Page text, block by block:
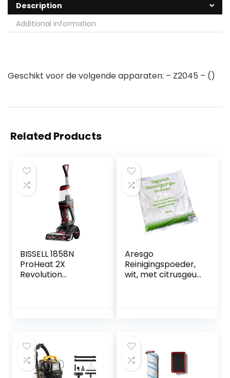
Description
Additional information
Geschikt voor de volgende apparaten: – Z2045 – ()
Related Products
BISSELL 1858N
ProHeat 2X
Revolution
Aresgo
Reinigingspoeder,
wit, met citrusgeur,